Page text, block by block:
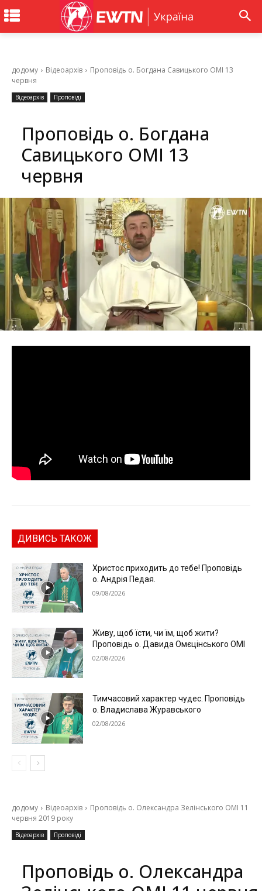
додому Відеоархів
Проповідь о. Богдана Савицького ОМІ 13
червня
Відеоархів Проповіді
Проповідь о. Богдана
Савицького ОМІ 13
червня
ДИВИСЬ ТАКОЖ
Христос приходить до тебе! Проповідь
о. Андрія Педая.
09/08/2026
Живу, щоб їсти, чи їм, щоб жити?
Проповідь о. Давида Омєцінського ОМІ
02/08/2026
Тимчасовий характер чудес. Проповідь
о. Владислава Журавського
02/08/2026